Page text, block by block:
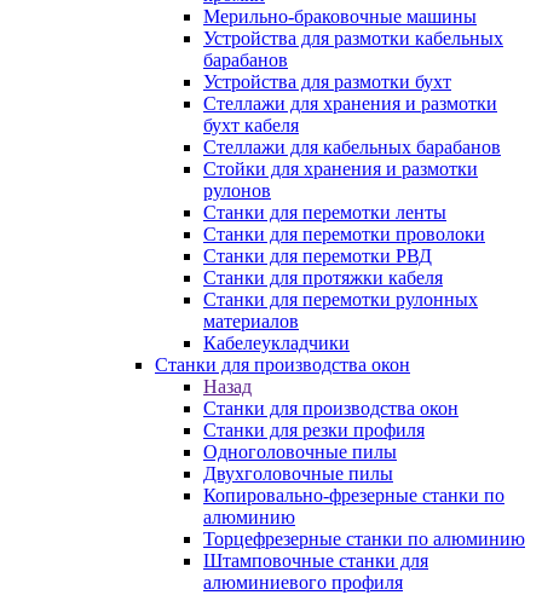
Мерильно-браковочные машины
Устройства для размотки кабельных
барабанов
Устройства для размотки бухт
Стеллажи для хранения и размотки
бухт кабеля
Стеллажи для кабельных барабанов
Стойки для хранения и размотки
рулонов
Станки для перемотки ленты
Станки для перемотки проволоки
Станки для перемотки РВД
Станки для протяжки кабеля
Станки для перемотки рулонных
материалов
Кабелеукладчики
Станки для производства окон
Назад
Станки для производства окон
Станки для резки профиля
Одноголовочные пилы
Двухголовочные пилы
Копировально-фрезерные станки по
алюминию
Торцефрезерные станки по алюминию
Штамповочные станки для
алюминиевого профиля